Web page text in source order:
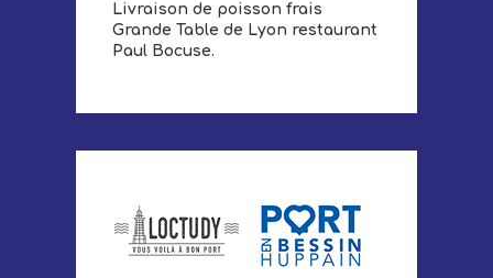
Livraison de poisson frais
Grande Table de Lyon restaurant
Paul Bocuse.